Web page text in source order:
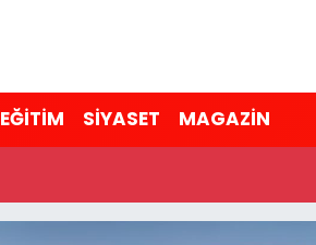
EĞİTİM SİYASET MAGAZİN